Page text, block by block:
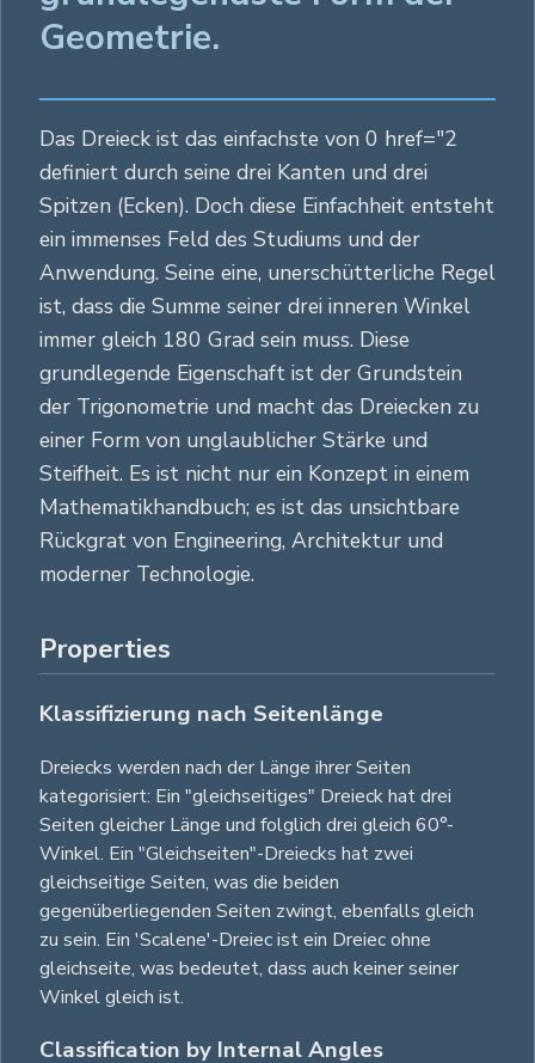
Geometrie.
Das Dreieck ist das einfachste von 0 href="2
definiert durch seine drei Kanten und drei
Spitzen (Ecken). Doch diese Einfachheit entsteht
ein immenses Feld des Studiums und der
Anwendung. Seine eine, unerschütterliche Regel
ist, dass die Summe seiner drei inneren Winkel
immer gleich 180 Grad sein muss. Diese
grundlegende Eigenschaft ist der Grundstein
der Trigonometrie und macht das Dreiecken zu
einer Form von unglaublicher Stärke und
Steifheit. Es ist nicht nur ein Konzept in einem
Mathematikhandbuch; es ist das unsichtbare
Rückgrat von Engineering, Architektur und
moderner Technologie.
Properties
Klassifizierung nach Seitenlänge
Dreiecks werden nach der Länge ihrer Seiten
kategorisiert: Ein "gleichseitiges" Dreieck hat drei
Seiten gleicher Länge und folglich drei gleich 60°-
Winkel. Ein "Gleichseiten"-Dreiecks hat zwei
gleichseitige Seiten, was die beiden
gegenüberliegenden Seiten zwingt, ebenfalls gleich
zu sein. Ein 'Scalene'-Dreiec ist ein Dreiec ohne
gleichseite, was bedeutet, dass auch keiner seiner
Winkel gleich ist.
Classification by Internal Angles